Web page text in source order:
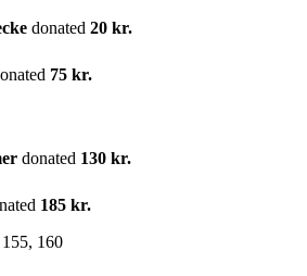
donated 20 kr.
75 kr.
donated 130 kr.
185 kr.
160